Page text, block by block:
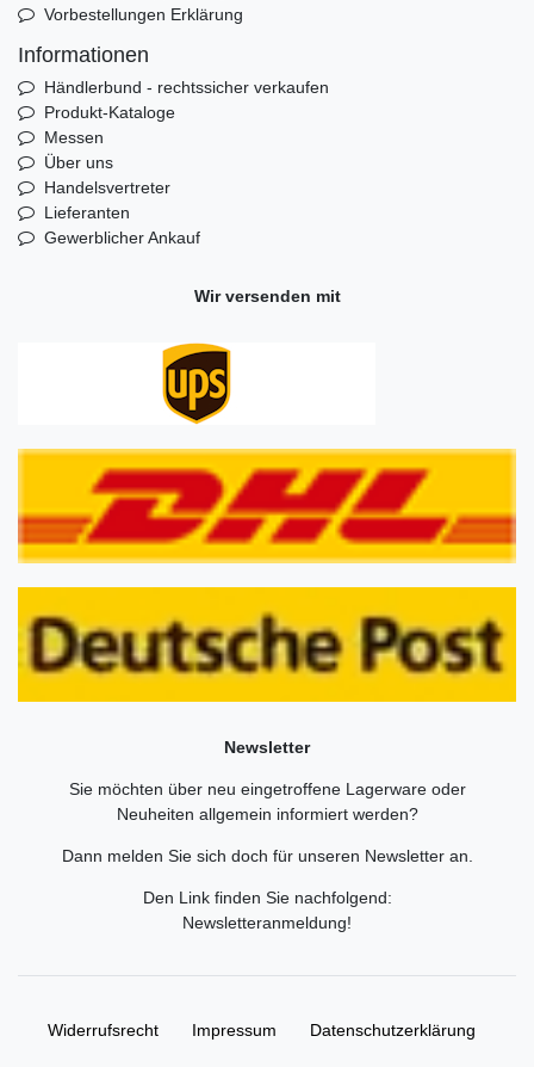
Vorbestellungen Erklärung
Informationen
Händlerbund - rechtssicher verkaufen
Produkt-Kataloge
Messen
Über uns
Handelsvertreter
Lieferanten
Gewerblicher Ankauf
Wir versenden mit
Newsletter
Sie möchten über neu eingetroffene Lagerware oder
Neuheiten allgemein informiert werden?
Dann melden Sie sich doch für unseren Newsletter an.
Den Link finden Sie nachfolgend:
Newsletteranmeldung!
Widerrufs­recht Impressum Daten­schutz­erklärung